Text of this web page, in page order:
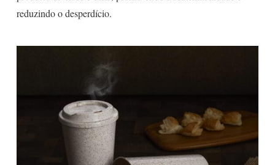
reduzindo o desperdício.